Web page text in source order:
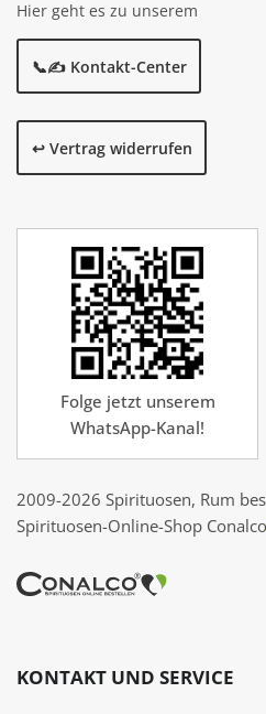
Hier geht es zu unserem
📞✍️ Kontakt-Center
↩️ Vertrag widerrufen
Folge jetzt unserem
WhatsApp-Kanal!
2009-2026 Spirituosen, Rum
Spirituosen-Online-Shop
KONTAKT UND SERVICE